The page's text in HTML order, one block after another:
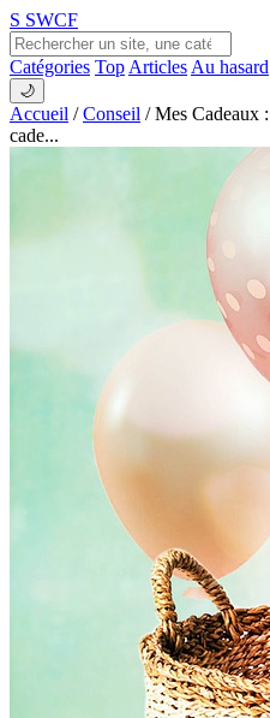
S SWCF
Catégories Top Articles Au hasard
🌙
Accueil /Conseil /Mes Cadeaux
cade...